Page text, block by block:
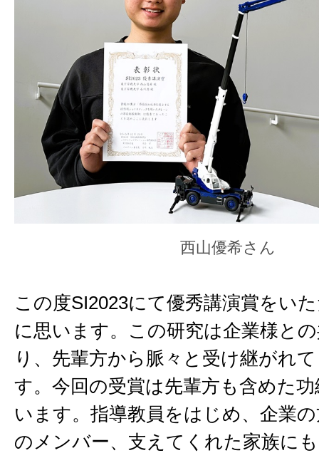
西山優希さん
この度SI2023にて優秀講演賞をい
に思います。この研究は企業様と
り、先輩方から脈々と受け継がれ
す。今回の受賞は先輩方も含めた
います。指導教員をはじめ、企業
のメンバー、支えてくれた家族に